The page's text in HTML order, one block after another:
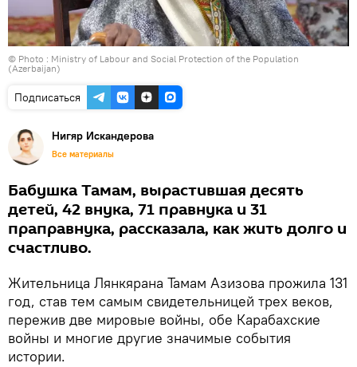
© Photo : Ministry of Labour and Social Protection of the Population
(Azerbaijan)
Подписаться
Нигяр Искандерова
Все материалы
Бабушка Тамам, вырастившая десять
детей, 42 внука, 71 правнука и 31
праправнука, рассказала, как жить долго и
счастливо.
Жительница Лянкярана Тамам Азизова прожила 131
год, став тем самым свидетельницей трех веков,
пережив две мировые войны, обе Карабахские
войны и многие другие значимые события
истории.